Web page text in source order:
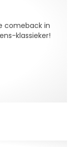
comeback in
klassieker!